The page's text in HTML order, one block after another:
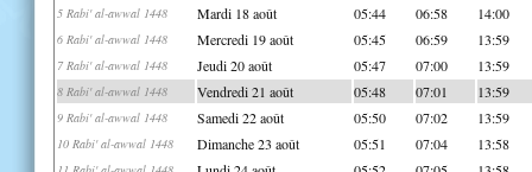
5 Rabi' al-awwal 1448 Mardi 18 août 05:44 06:58 14:00
6 Rabi' al-awwal 1448 Mercredi 19 août 05:45 06:59 13:59
7 Rabi' al-awwal 1448 Jeudi 20 août 05:47 07:00 13:59
8 Rabi' al-awwal 1448 Vendredi 21 août 05:48 07:01 13:59
9 Rabi' al-awwal 1448 Samedi 22 août 05:50 07:02 13:59
10 Rabi' al-awwal 1448 Dimanche 23 août 05:51 07:04 13:58